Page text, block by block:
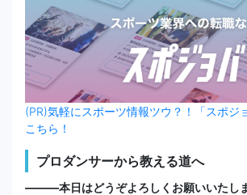
(PR)気軽にスポーツ情報ツウ？！「スポジ
こちら！
プロダンサーから教える道へ
―――本日はどうぞよろしくお願いいたし